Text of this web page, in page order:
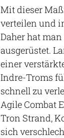
Mit dieser
verteilen und
Daher hat
ausgerüstet.
einer
Indre-Troms
schnell zu
Agile Combat
Tron Strand,
sich